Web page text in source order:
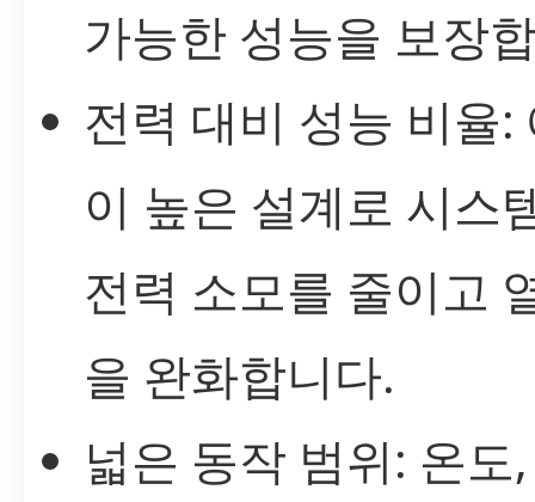
가능한 성능을 보장
전력 대비 성능 비율:
이 높은 설계로 시스
전력 소모를 줄이고
을 완화합니다.
넓은 동작 범위: 온